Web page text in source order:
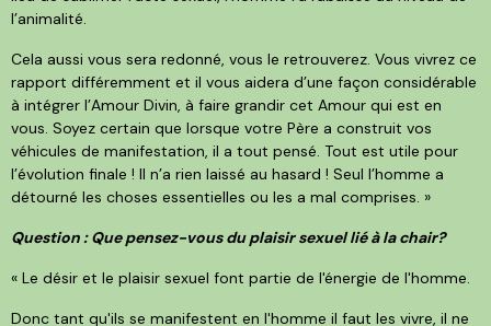
l’animalité.
Cela aussi vous sera redonné, vous le retrouverez. Vous vivrez ce
rapport différemment et il vous aidera d’une façon considérable
à intégrer l’Amour Divin, à faire grandir cet Amour qui est en
vous. Soyez certain que lorsque votre Père a construit vos
véhicules de manifestation, il a tout pensé. Tout est utile pour
l’évolution finale ! Il n’a rien laissé au hasard ! Seul l’homme a
détourné les choses essentielles ou les a mal comprises. »
Question : Que pensez-vous du plaisir sexuel lié à la chair?
« Le désir et le plaisir sexuel font partie de l'énergie de l'homme.
Donc tant qu'ils se manifestent en l'homme il faut les vivre, il ne